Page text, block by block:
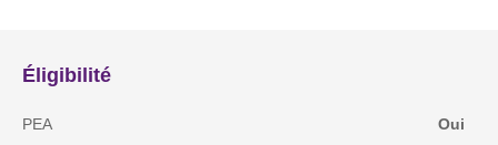
Éligibilité
PEA Oui